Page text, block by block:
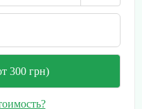
300 грн)